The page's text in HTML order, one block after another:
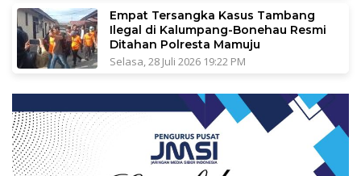
Empat Tersangka Kasus Tambang
Ilegal di Kalumpang-Bonehau Resmi
Ditahan Polresta Mamuju
Selasa, 28 Juli 2026 19:22 PM